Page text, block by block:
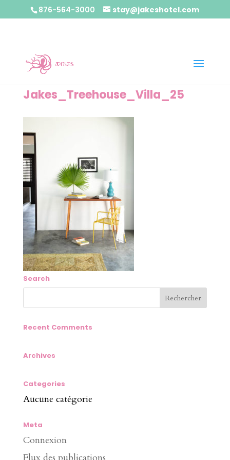
876-564-3000 stay@jakeshotel.com
Jakes_Treehouse_Villa_25
Search
Recent Comments
Archives
Categories
Aucune catégorie
Meta
Connexion